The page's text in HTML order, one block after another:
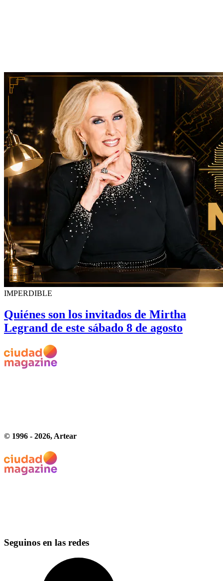
IMPERDIBLE
Quiénes son los invitados de Mirtha
Legrand de este sábado 8 de agosto
© 1996 - 2026, Artear
Seguinos en las redes